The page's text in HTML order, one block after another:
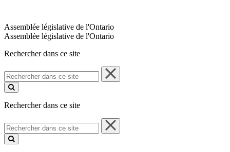
Assemblée législative de l'Ontario
Assemblée législative de l'Ontario
Rechercher dans ce site
Rechercher
dans
ce
Rechercher dans ce site
Rechercher
dans
ce